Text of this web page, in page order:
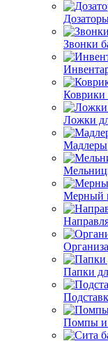
Звонки
Коврики
Ложки
Мадлеры
Мерный
Папки
Помпы и